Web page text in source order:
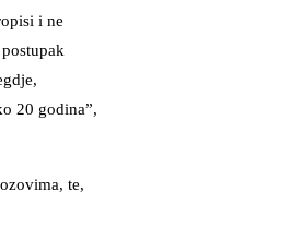
i ne
20 godina”,
te,